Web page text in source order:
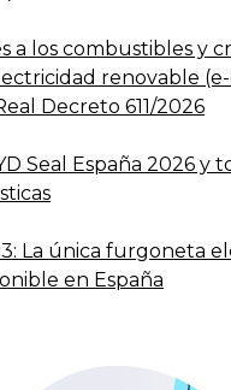
a los combustibles y
renovable
Decreto 611/2026
Seal España 2026 y
La única furgoneta
en España